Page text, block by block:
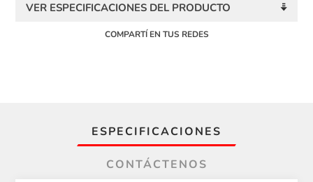
VER ESPECIFICACIONES DEL PRODUCTO
COMPARTÍ EN TUS REDES
ESPECIFICACIONES
CONTÁCTENOS